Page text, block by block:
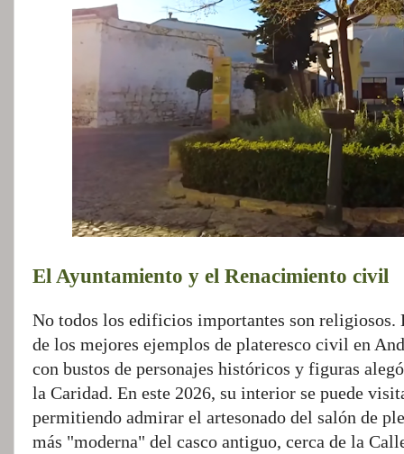
El Ayuntamiento y el Renacimiento civil
No todos los edificios importantes son religiosos.
de los mejores ejemplos de plateresco civil en
con bustos de personajes históricos y figuras
la Caridad. En este 2026, su interior se puede
permitiendo admirar el artesonado del salón de
más "moderna" del casco antiguo, cerca de la